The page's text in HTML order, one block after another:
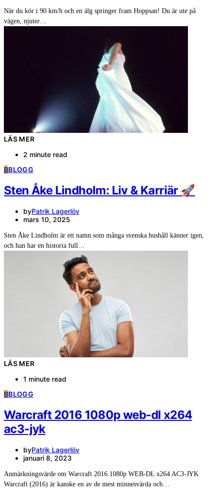
När du kör i 90 km/h och en älg springer fram Hoppsan! Du är ute på
vägen, njuter…
LÄS MER
2 minute read
BBLOGG
Sten Åke Lindholm: Liv & Karriär 🚀
byPatrik Lagerlöv
mars 10, 2025
Sten Åke Lindholm är ett namn som många svenska hushåll känner igen,
och han har en historia full…
LÄS MER
1 minute read
BBLOGG
Warcraft 2016 1080p web-dl x264
ac3-jyk
byPatrik Lagerlöv
januari 8, 2023
Anmärkningsvärde om Warcraft 2016 1080p WEB-DL x264 AC3-JYK
Warcraft (2016) är kanske en av de mest minnesvärda och…